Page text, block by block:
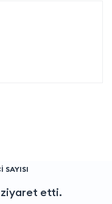
SAYISI
etti.